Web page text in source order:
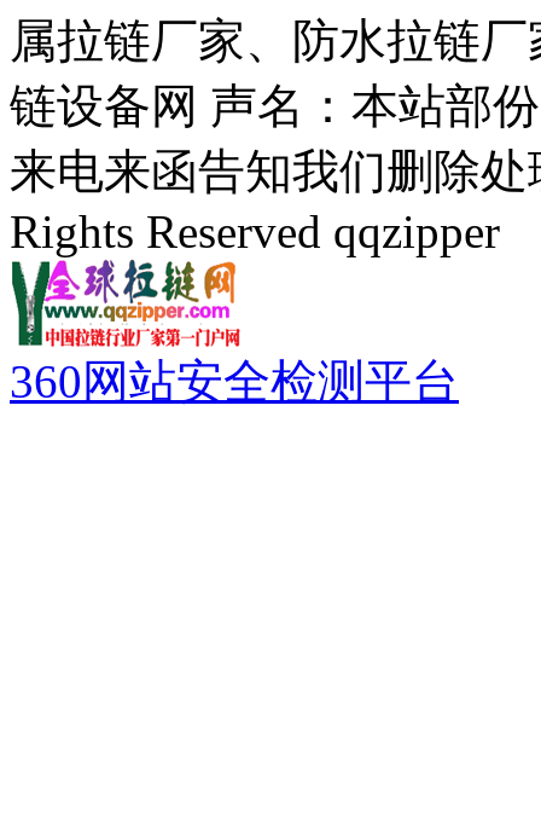
属拉链厂家、防水拉链
链设备网 声名：本站部
来电来函告知我们删除处
Rights Reserved qqzipper
360网站安全检测平台